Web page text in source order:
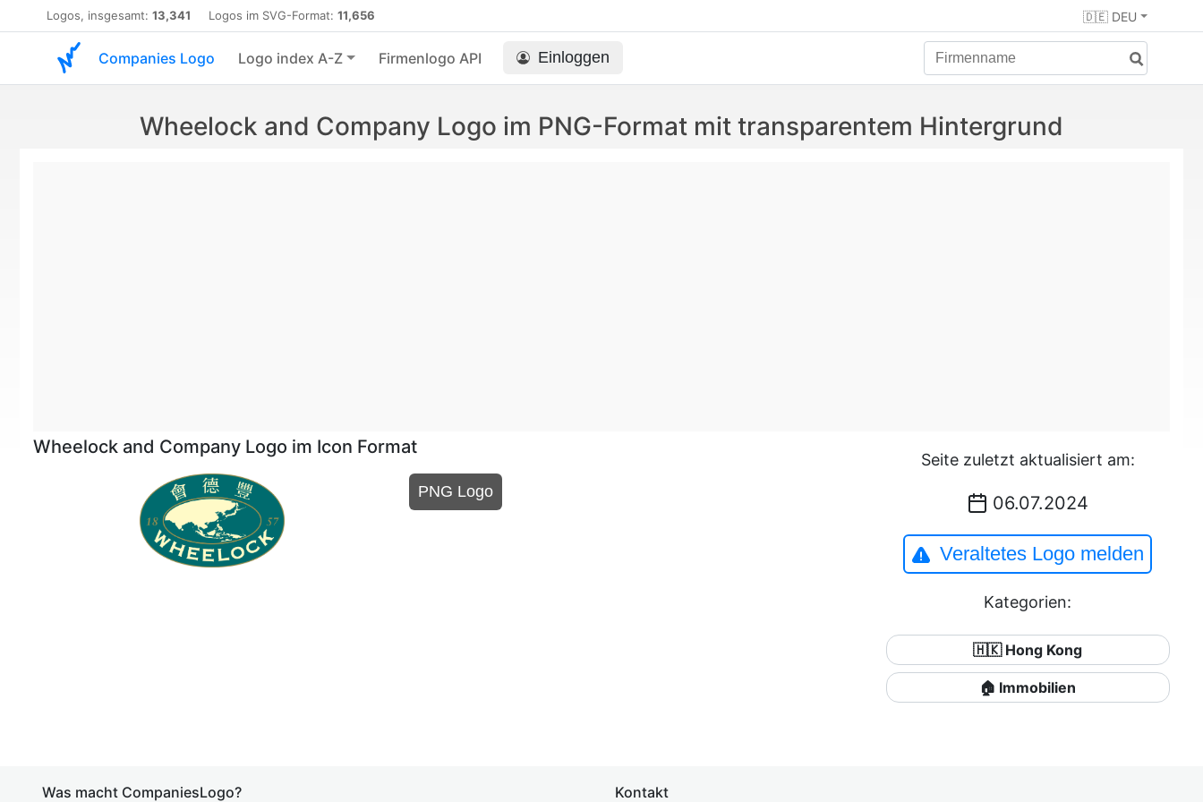
Logos, insgesamt: 13,341 Logos im SVG-Format: 11,656 🇩🇪 DEU
Companies Logo Logo index A-Z Firmenlogo API Einloggen
Wheelock and Company Logo im PNG-Format mit transparentem Hintergrund
Wheelock and Company Logo im Icon Format
PNG Logo
Seite zuletzt aktualisiert am:
06.07.2024
Veraltetes Logo melden
Kategorien:
🇭🇰 Hong Kong
🏠 Immobilien
Was macht CompaniesLogo? Kontakt